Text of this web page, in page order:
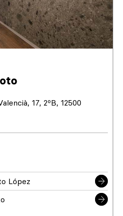
17, 2ºB, 12500
López